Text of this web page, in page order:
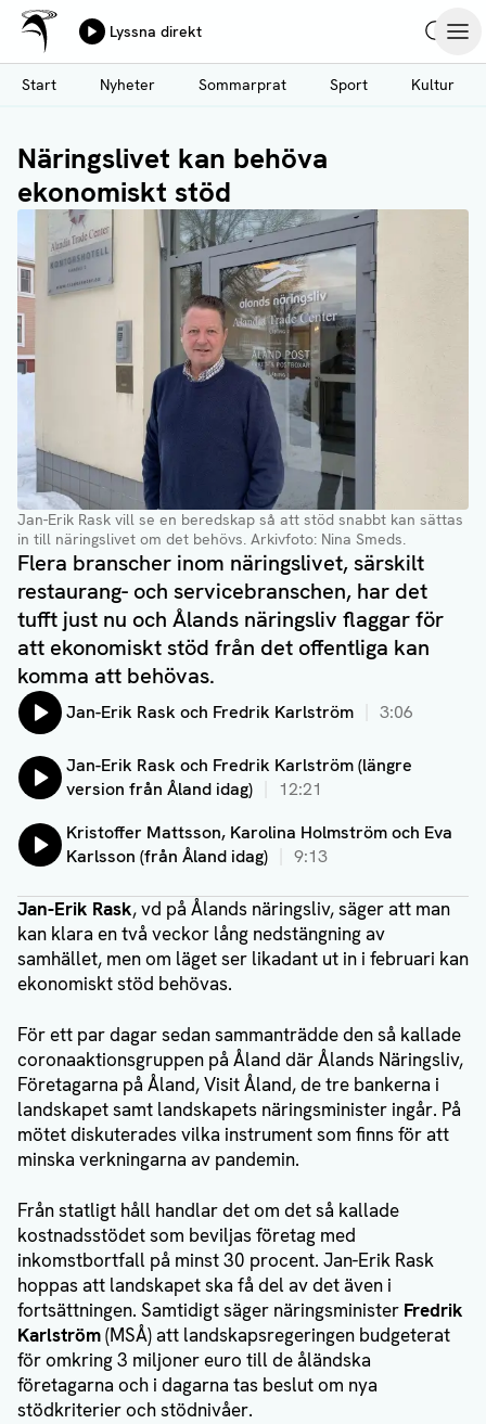
Hoppa
till
huvudinnehåll
Ålands Radio & TV
Lyssna direkt
Start
Nyheter Sommarprat Sport Kultur
Näringslivet kan behöva
ekonomiskt stöd
Jan-Erik Rask vill se en beredskap så att stöd snabbt kan sättas
in till näringslivet om det behövs. Arkivfoto: Nina Smeds.
Flera branscher inom näringslivet, särskilt
restaurang- och servicebranschen, har det
tufft just nu och Ålands näringsliv flaggar för
att ekonomiskt stöd från det offentliga kan
komma att behövas.
Lyssna på:
Jan-Erik Rask och Fredrik Karlström 3:06
Lyssna på:
Jan-Erik Rask och Fredrik Karlström (längre
version från Åland idag)
12:21
Lyssna på:
Kristoffer Mattsson, Karolina Holmström och Eva
Karlsson (från Åland idag)
9:13
Jan-Erik Rask, vd på Ålands näringsliv, säger att man
kan klara en två veckor lång nedstängning av
samhället, men om läget ser likadant ut in i februari kan
ekonomiskt stöd behövas.
För ett par dagar sedan sammanträdde den så kallade
coronaaktionsgruppen på Åland där Ålands Näringsliv,
Företagarna på Åland, Visit Åland, de tre bankerna i
landskapet samt landskapets näringsminister ingår. På
mötet diskuterades vilka instrument som finns för att
minska verkningarna av pandemin.
Från statligt håll handlar det om det så kallade
kostnadsstödet som beviljas företag med
inkomstbortfall på minst 30 procent. Jan-Erik Rask
hoppas att landskapet ska få del av det även i
fortsättningen. Samtidigt säger näringsminister Fredrik
Karlström(MSÅ) att landskapsregeringen budgeterat
för omkring 3 miljoner euro till de åländska
företagarna och i dagarna tas beslut om nya
stödkriterier och stödnivåer.